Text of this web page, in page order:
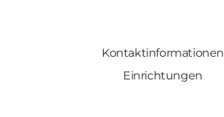
Kontaktinformationen
Einrichtungen